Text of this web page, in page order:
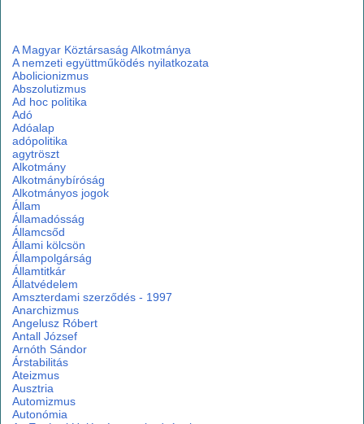
A Magyar Köztársaság Alkotmánya
A nemzeti együttműködés nyilatkozata
Abolicionizmus
Abszolutizmus
Ad hoc politika
Adó
Adóalap
adópolitika
agytröszt
Alkotmány
Alkotmánybíróság
Alkotmányos jogok
Állam
Államadósság
Államcsőd
Állami kölcsön
Állampolgárság
Államtitkár
Állatvédelem
Amszterdami szerződés - 1997
Anarchizmus
Angelusz Róbert
Antall József
Arnóth Sándor
Árstabilitás
Ateizmus
Ausztria
Automizmus
Autonómia